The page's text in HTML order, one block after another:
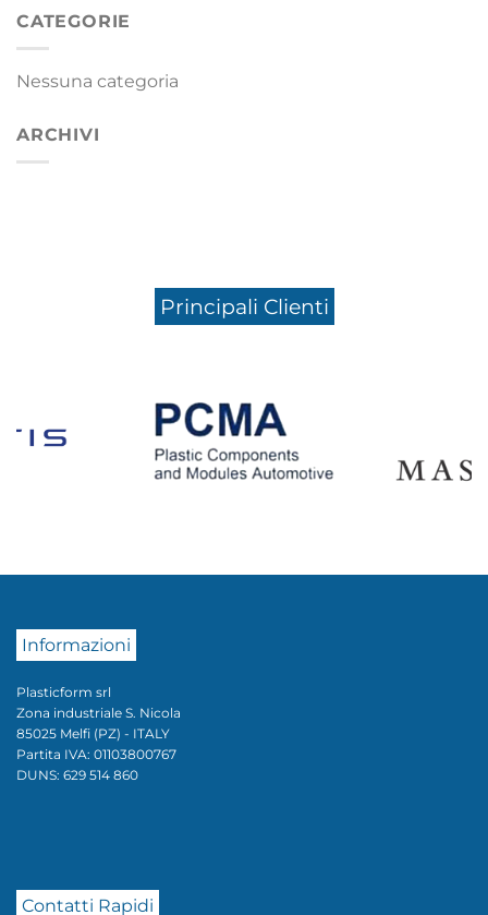
CATEGORIE
Nessuna categoria
ARCHIVI
Principali Clienti
Informazioni
Plasticform srl
Zona industriale S. Nicola
85025 Melfi (PZ) - ITALY
Partita IVA: 01103800767
DUNS: 629 514 860
Contatti Rapidi